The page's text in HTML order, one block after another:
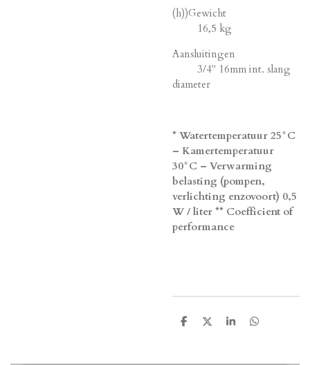
(h))Gewicht
16,5 kg
Aansluitingen
3/4" 16mm int. slang
diameter
* Watertemperatuur 25°C
– Kamertemperatuur
30°C – Verwarming
belasting (pompen,
verlichting enzovoort) 0,5
W / liter ** Coefficient of
performance
D
D
S
D